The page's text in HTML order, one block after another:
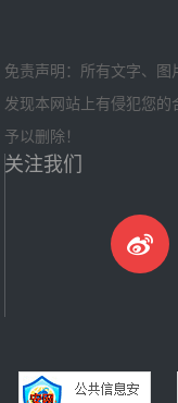
免责声明：所有文字、
发现本网站上有侵犯您
予以删除！
关注我们